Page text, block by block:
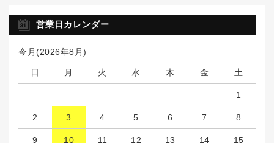
営業日カレンダー
今月(2026年8月)
日 月 火 水 木 金 土
1
2 3 4 5 6 7 8
9 10 11 12 13 14 15